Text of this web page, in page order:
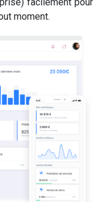
moment.